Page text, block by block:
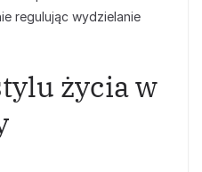
regulując wydzielanie
życia w